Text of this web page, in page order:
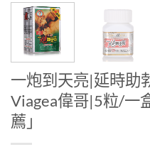
一炮到天亮|延時助
Viagea偉哥|5粒/一
薦」